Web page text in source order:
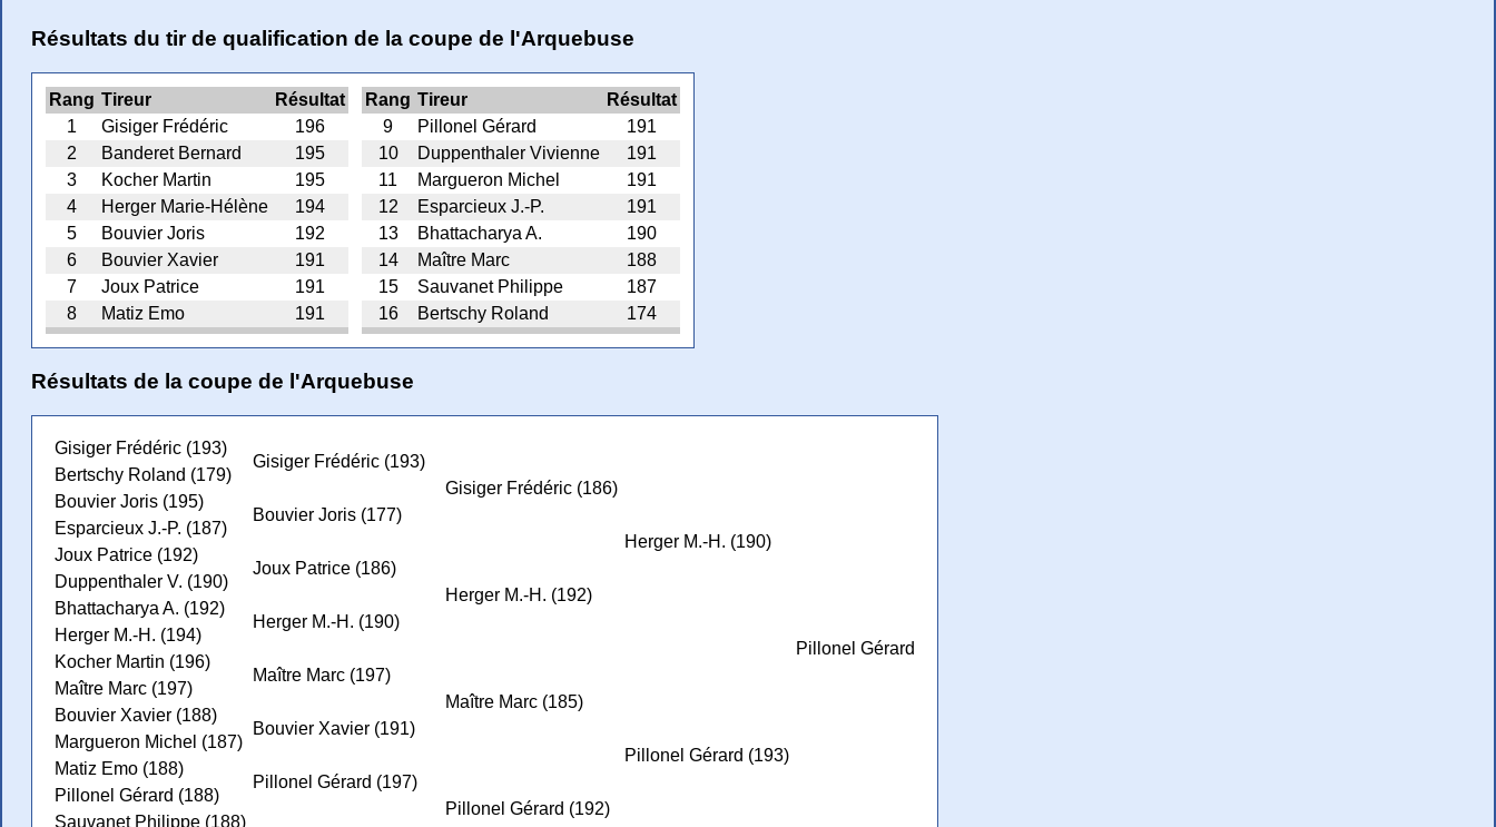
Résultats du tir de qualification de la coupe de l'Arquebuse
Rang Tireur
Résultat
1
Gisiger Frédéric
196
2
Banderet Bernard
195
3
Kocher Martin
195
4
Herger Marie-Hélène
194
5
Bouvier Joris
192
6
Bouvier Xavier
191
7
Joux Patrice
191
8
Matiz Emo 191
Rang Tireur
Résultat
9
Pillonel Gérard
191
10
Duppenthaler Vivienne
191
11
Margueron Michel
191
12
Esparcieux J.-P.
191
13
Bhattacharya A.
190
14
Maître Marc
188
15
Sauvanet Philippe
187
16
Bertschy Roland 174
Résultats de la coupe de l'Arquebuse
Gisiger Frédéric (193)
Gisiger Frédéric (193)
Gisiger Frédéric (186)
Herger M.-H. (190)
Pillonel Gérard
Bertschy Roland (179)
Bouvier Joris (195)
Bouvier Joris (177)
Esparcieux J.-P. (187)
Joux Patrice (192)
Joux Patrice (186)
Herger M.-H. (192)
Duppenthaler V. (190)
Bhattacharya A. (192)
Herger M.-H. (190)
Herger M.-H. (194)
Kocher Martin (196)
Maître Marc (197)
Maître Marc (185)
Pillonel Gérard (193)
Maître Marc (197)
Bouvier Xavier (188)
Bouvier Xavier (191)
Margueron Michel (187)
Matiz Emo (188)
Pillonel Gérard (197)
Pillonel Gérard (192)
Pillonel Gérard (188)
Sauvanet Philippe (188)